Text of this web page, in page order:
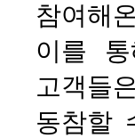
참여해
이를
고객들
동참할